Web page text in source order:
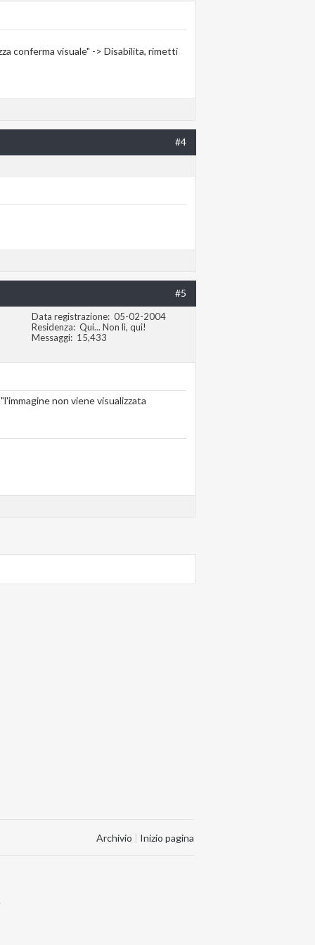
conferma visuale" -> Disabilita, rimetti
#4
#5
Data registrazione 05-02-2004
Residenza
Qui... Non lì, qui!
Messaggi
15,433
non viene visualizzata
Archivio | Inizio pagina